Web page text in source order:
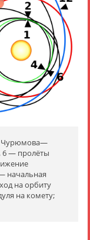
Чурюмова—
6 — пролёты
начальная
на орбиту
на комету;